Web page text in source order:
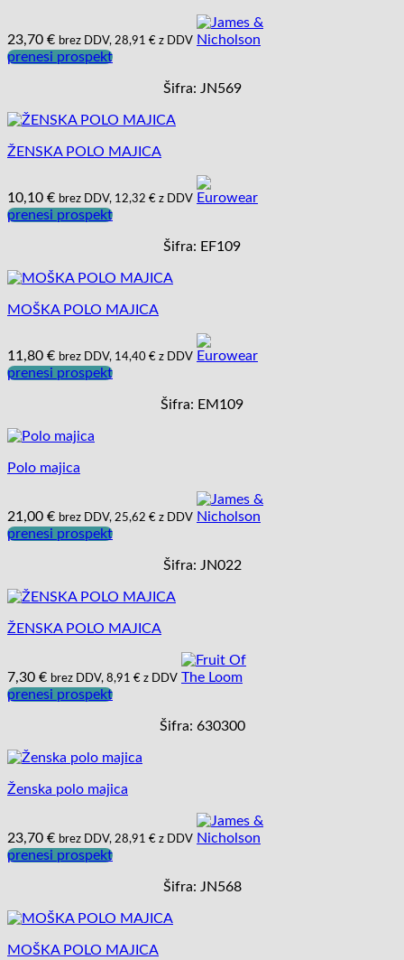
23,70 € brez DDV, 28,91 € z DDV
prenesi prospekt
Šifra: JN569
ŽENSKA POLO MAJICA
10,10 € brez DDV, 12,32 € z DDV
prenesi prospekt
Šifra: EF109
MOŠKA POLO MAJICA
11,80 € brez DDV, 14,40 € z DDV
prenesi prospekt
Šifra: EM109
Polo majica
21,00 € brez DDV, 25,62 € z DDV
prenesi prospekt
Šifra: JN022
ŽENSKA POLO MAJICA
7,30 € brez DDV, 8,91 € z DDV
prenesi prospekt
Šifra: 630300
Ženska polo majica
23,70 € brez DDV, 28,91 € z DDV
prenesi prospekt
Šifra: JN568
MOŠKA POLO MAJICA